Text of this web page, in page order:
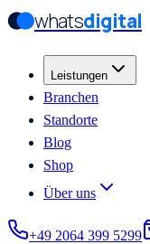
Zum Hauptinhalt springen
Zum Hauptinhalt springen
whatsdigital
Leistungen
Branchen
Standorte
Blog
Shop
Über uns
+49 2064 399 5299